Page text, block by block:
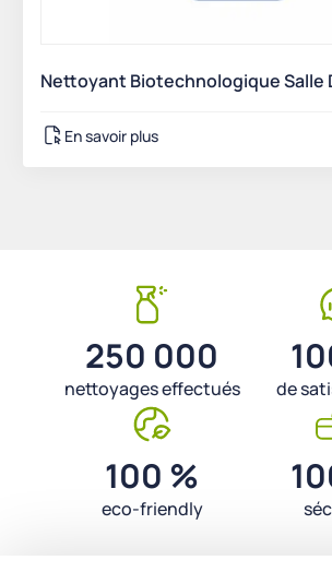
Nettoyant Biotechnologique Salle
En savoir plus
250 000
nettoyages effectués de
100 %
eco-friendly